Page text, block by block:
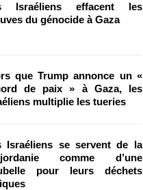
Israéliens effacent les
du génocide à Gaza
que Trump annonce un «
de paix » à Gaza, les
multiplie les tueries
Israéliens se servent de la
comme d’une
pour leurs déchets